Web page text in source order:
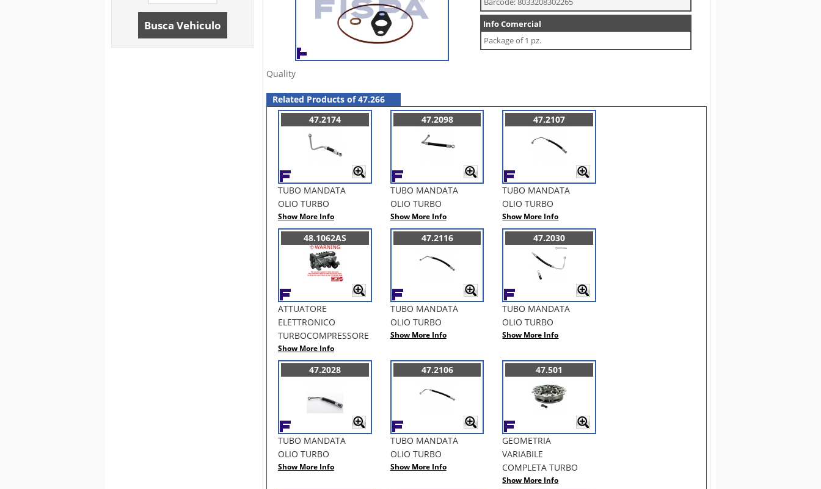
Busca Vehiculo
Quality
Info Comercial
Package of 1 pz.
Related Products of 47.266
47.2174
TUBO MANDATA
OLIO TURBO
Show More Info
47.2098
TUBO MANDATA
OLIO TURBO
Show More Info
47.2107
TUBO MANDATA
OLIO TURBO
Show More Info
48.1062AS
ATTUATORE
ELETTRONICO
TURBOCOMPRESSORE
Show More Info
47.2116
TUBO MANDATA
OLIO TURBO
Show More Info
47.2030
TUBO MANDATA
OLIO TURBO
Show More Info
47.2028
TUBO MANDATA
OLIO TURBO
Show More Info
47.2106
TUBO MANDATA
OLIO TURBO
Show More Info
47.501
GEOMETRIA
VARIABILE
COMPLETA TURBO
Show More Info